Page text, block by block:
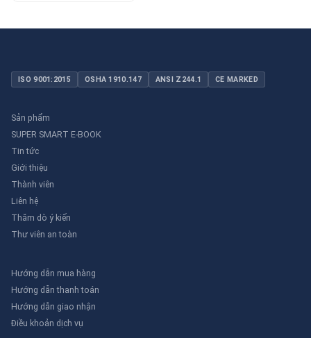
ISO 9001:2015 OSHA 1910.147 ANSI Z244.1 CE MARKED
Sản phẩm
SUPER SMART E-BOOK
Tin tức
Giới thiệu
Thành viên
Liên hệ
Thăm dò ý kiến
Thư viên an toàn
Hướng dẫn mua hàng
Hướng dẫn thanh toán
Hướng dẫn giao nhận
Điều khoản dịch vụ